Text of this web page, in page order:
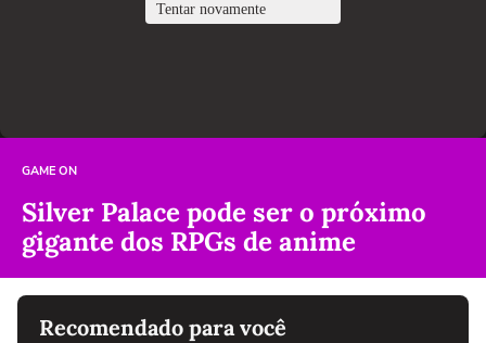
GAME ON
Silver Palace pode ser o próximo
gigante dos RPGs de anime
Recomendado para você